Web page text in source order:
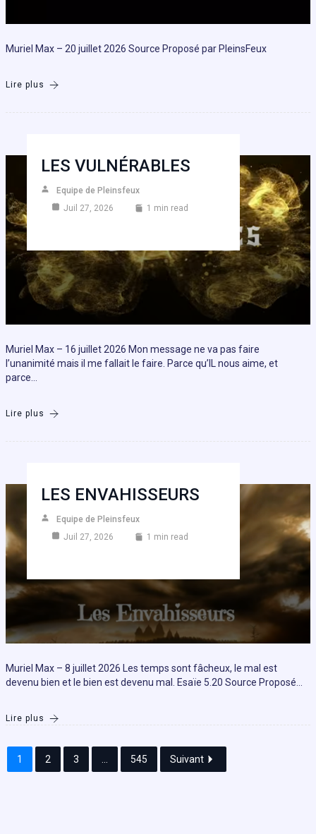
Muriel Max – 20 juillet 2026 Source Proposé par PleinsFeux
Lire plus
LES VULNÉRABLES
Equipe de Pleinsfeux
Juil 27, 2026
1 min read
Muriel Max – 16 juillet 2026 Mon message ne va pas faire
l’unanimité mais il me fallait le faire. Parce qu’IL nous aime, et
parce…
Lire plus
LES ENVAHISSEURS
Equipe de Pleinsfeux
Juil 27, 2026
1 min read
Muriel Max – 8 juillet 2026 Les temps sont fâcheux, le mal est
devenu bien et le bien est devenu mal. Esaïe 5.20 Source Proposé…
Lire plus
1 2 3 545 Suivant